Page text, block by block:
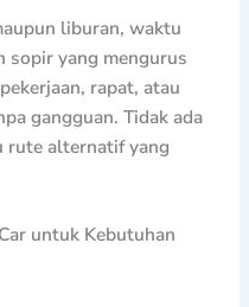
liburan, waktu
sopir yang mengurus
rapat, atau
gangguan. Tidak ada
rute alternatif yang
untuk Kebutuhan